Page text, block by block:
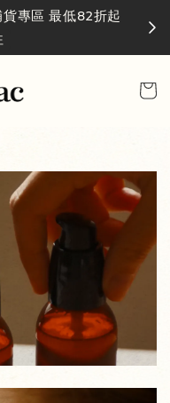
專區 最低82折起